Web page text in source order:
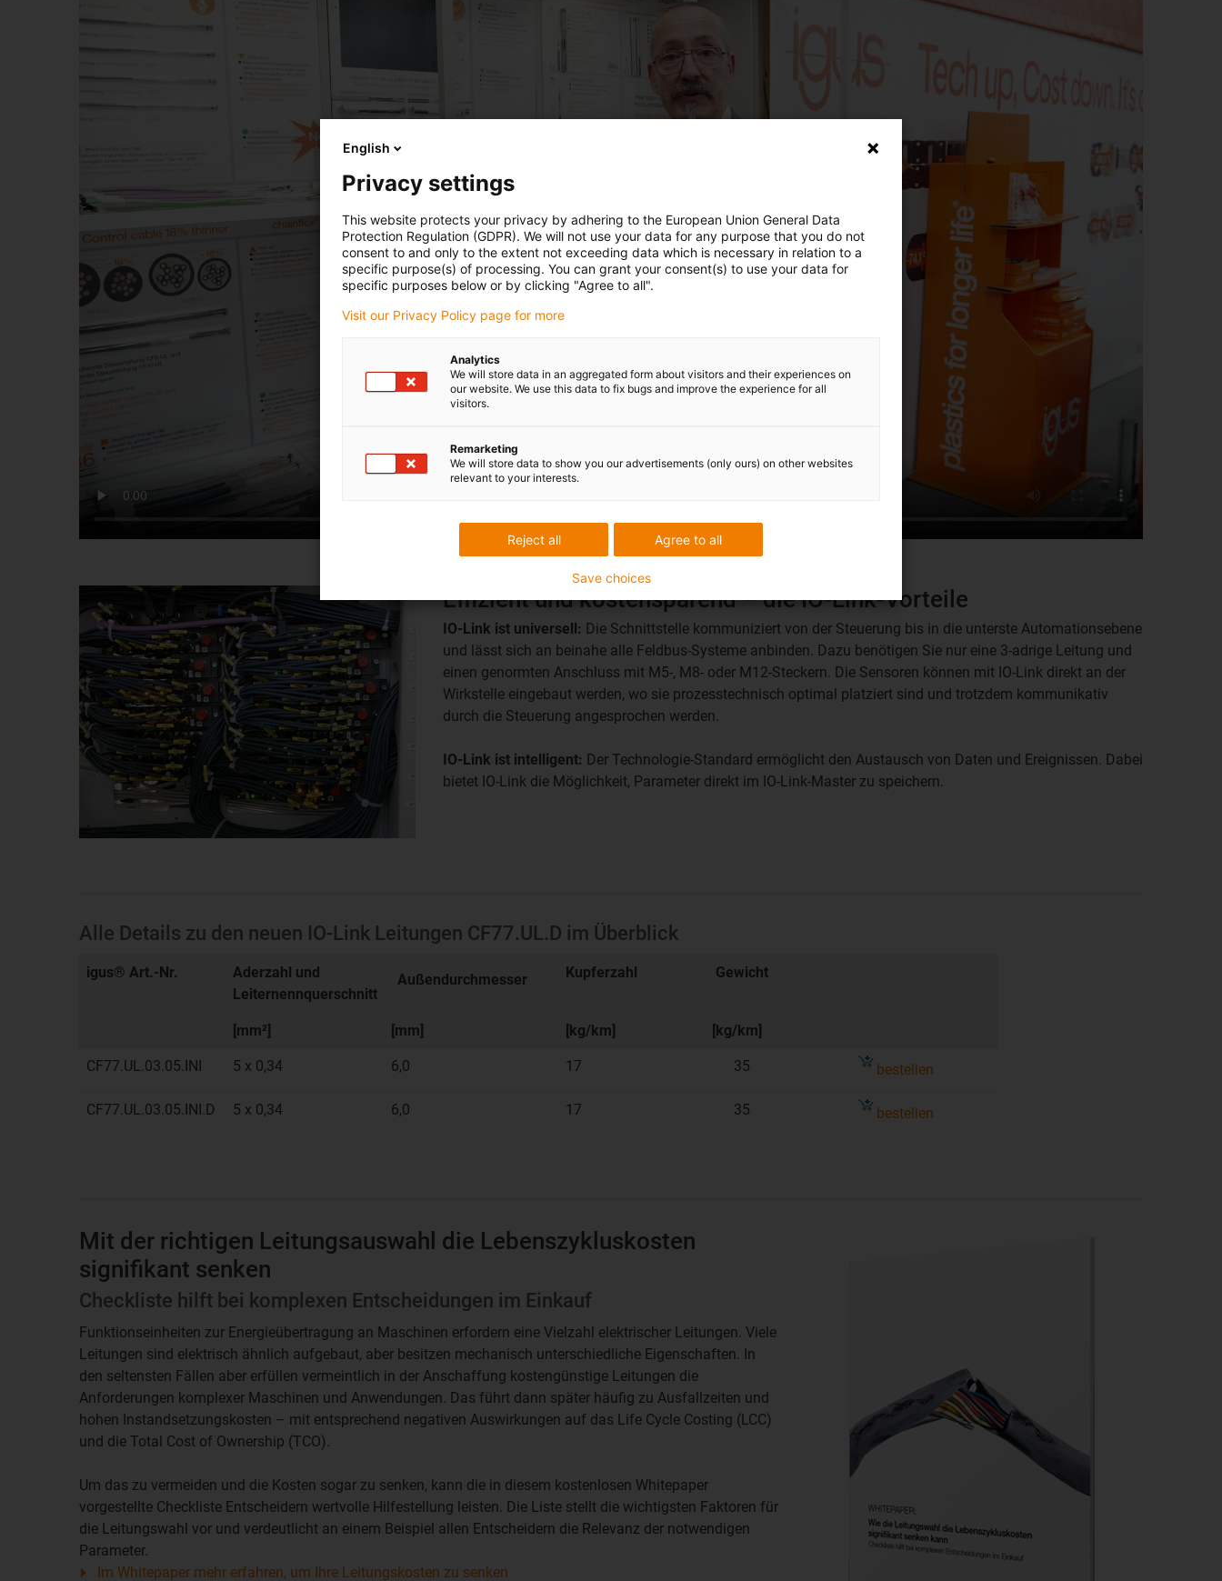
Effizient und kostensparend – die IO-Link-Vorteile
IO-Link ist universell: Die Schnittstelle kommuniziert von der Steuerung bis in die unterste Automationsebene
und lässt sich an beinahe alle Feldbus-Systeme anbinden. Dazu benötigen Sie nur eine 3-adrige Leitung und
einen genormten Anschluss mit M5-, M8- oder M12-Steckern. Die Sensoren können mit IO-Link direkt an der
Wirkstelle eingebaut werden, wo sie prozesstechnisch optimal platziert sind und trotzdem kommunikativ
durch die Steuerung angesprochen werden.
IO-Link ist intelligent: Der Technologie-Standard ermöglicht den Austausch von Daten und Ereignissen. Dabei
bietet IO-Link die Möglichkeit, Parameter direkt im IO-Link-Master zu speichern.
Alle Details zu den neuen IO-Link Leitungen CF77.UL.D im Überblick
igus® Art.-Nr.
Aderzahl und
Leiternennquerschnitt
Außendurchmesser Kupferzahl Gewicht
[mm²] [mm] [kg/km] [kg/km]
CF77.UL.03.05.INI 5 x 0,34 6,0 17 35 bestellen
CF77.UL.03.05.INI.D 5 x 0,34 6,0 17 35 bestellen
Mit der richtigen Leitungsauswahl die Lebenszykluskosten
signifikant senken
Checkliste hilft bei komplexen Entscheidungen im Einkauf
Funktionseinheiten zur Energieübertragung an Maschinen erfordern eine Vielzahl elektrischer Leitungen. Viele
Leitungen sind elektrisch ähnlich aufgebaut, aber besitzen mechanisch unterschiedliche Eigenschaften. In
den seltensten Fällen aber erfüllen vermeintlich in der Anschaffung kostengünstige Leitungen die
Anforderungen komplexer Maschinen und Anwendungen. Das führt dann später häufig zu Ausfallzeiten und
hohen Instandsetzungskosten – mit entsprechend negativen Auswirkungen auf das Life Cycle Costing (LCC)
und die Total Cost of Ownership (TCO).
Um das zu vermeiden und die Kosten sogar zu senken, kann die in diesem kostenlosen Whitepaper
vorgestellte Checkliste Entscheidern wertvolle Hilfestellung leisten. Die Liste stellt die wichtigsten Faktoren für
die Leitungswahl vor und verdeutlicht an einem Beispiel allen Entscheidern die Relevanz der notwendigen
Parameter.
Im Whitepaper mehr erfahren, um Ihre Leitungskosten zu senken
English
Privacy settings
This website protects your privacy by adhering to the European Union General Data
Protection Regulation (GDPR). We will not use your data for any purpose that you do not
consent to and only to the extent not exceeding data which is necessary in relation to a
specific purpose(s) of processing. You can grant your consent(s) to use your data for
specific purposes below or by clicking "Agree to all".
Visit our Privacy Policy page for more
Analytics
We will store data in an aggregated form about visitors and their experiences on
our website. We use this data to fix bugs and improve the experience for all
visitors.
Remarketing
We will store data to show you our advertisements (only ours) on other websites
relevant to your interests.
Agree to all
Reject all
Save choices